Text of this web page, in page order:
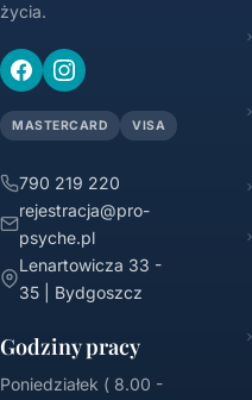
życia.
MASTERCARD VISA
790 219 220
rejestracja@pro-
psyche.pl
Lenartowicza 33 -
35 | Bydgoszcz
Godziny pracy
Poniedziałek ( 8.00 -